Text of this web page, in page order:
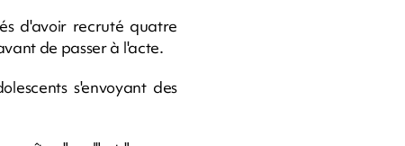
d'avoir recruté quatre
de passer à l'acte.
s'envoyant des